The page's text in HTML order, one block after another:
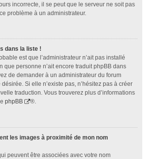
incorrecte, il se peut que le serveur ne soit pas
problème à un administrateur.
dans la liste !
est que l’administrateur n’ait pas installé
que personne n’ait encore traduit phpBB dans
de demander à un administrateur du forum
Si elle n’existe pas, n’hésitez pas à créer
traduction. Vous trouverez plus d’informations
phpBB ®.
les images à proximité de mon nom
peuvent être associées avec votre nom